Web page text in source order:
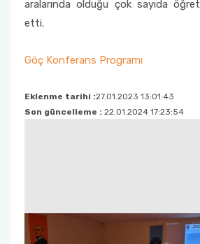
aralarında olduğu çok sayıda
etti.
Göç Konferans Programı
Eklenme tarihi :27.01.2023 13:01:43
Son güncelleme : 22.01.2024 17:23:54